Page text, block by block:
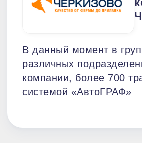
В данный момент в
различных
компании, более 700
системой «АвтоГРАФ»